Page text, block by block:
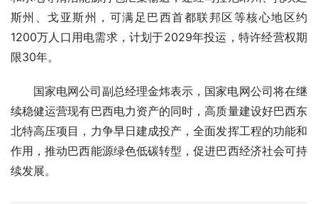
斯州、戈亚斯州，可满足巴西首都联邦区等核心地区约
1200万人口用电需求，计划于2029年投运，特许经营权期
限30年。
国家电网公司副总经理金炜表示，国家电网公司将在继
续稳健运营现有巴西电力资产的同时，高质量建设好巴西东
北特高压项目，力争早日建成投产，全面发挥工程的功能和
作用，推动巴西能源绿色低碳转型，促进巴西经济社会可持
续发展。